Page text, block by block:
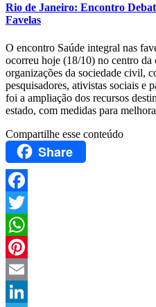
Rio de Janeiro: Encontro
Favelas
O encontro Saúde integral nas
ocorreu hoje (18/10) no centro
organizações da sociedade civil,
pesquisadores, ativistas sociais e
foi a ampliação dos recursos
estado, com medidas para
Compartilhe esse conteúdo
Share
Facebook
Twitter
WhatsApp
Pinterest
Email